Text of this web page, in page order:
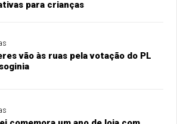
para crianças
vão às ruas pela votação do PL